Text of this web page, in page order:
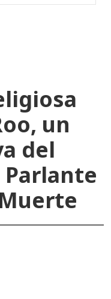
un
del
Parlante